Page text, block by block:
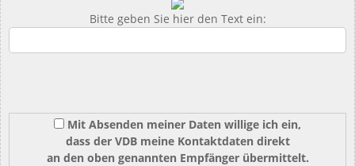
Bitte geben Sie hier den Text ein:
Mit Absenden meiner Daten willige ich ein,
dass der VDB meine Kontaktdaten direkt
an den oben genannten Empfänger übermittelt.